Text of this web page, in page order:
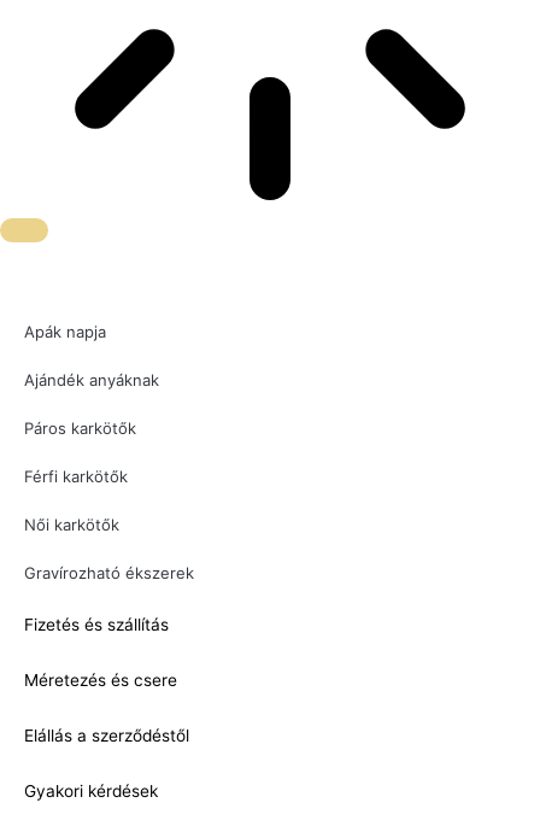
Apák napja
Ajándék anyáknak
Páros karkötők
Férfi karkötők
Női karkötők
Gravírozható ékszerek
Fizetés és szállítás
Méretezés és csere
Elállás a szerződéstől
Gyakori kérdések